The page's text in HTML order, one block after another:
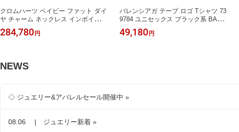
クロムハーツ ベイビー ファット ダイ
ヤ チャーム ネックレス インボイス付
き SV925 2Pダイヤモンド ユニセッ
クス CHROME HEARTS 【中古】
284,780 円
バレンシアガ テープ ロゴ Tシャツ 73
9784 ユニセックス ブラック系 BALE
NCIAGA 【中古】 【アパレル・小
物】
49,180 円
NEWS
◇ ジュエリー&アパレルセール開催中 »
08.06 | ジュエリー新着 »